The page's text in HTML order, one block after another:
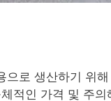
로 생산하기 위
적인 가격 및 주